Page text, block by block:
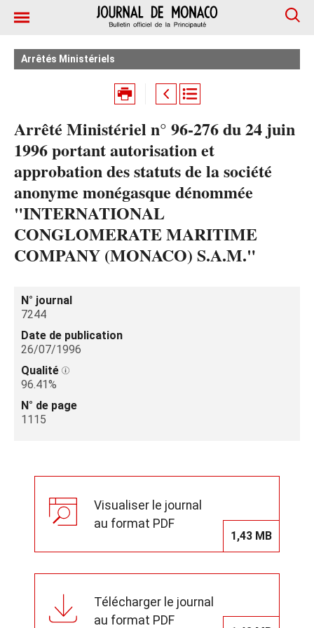
Arrêtés Ministériels
Arrêté Ministériel n° 96-276 du 24 juin
1996 portant autorisation et
approbation des statuts de la société
anonyme monégasque dénommée
"INTERNATIONAL
CONGLOMERATE MARITIME
COMPANY (MONACO) S.A.M."
N° journal
7244
Date de publication
26/07/1996
Qualité
96.41%
N° de page
1115
Visualiser le journal
au format PDF
1,43 MB
Télécharger le journal
au format PDF